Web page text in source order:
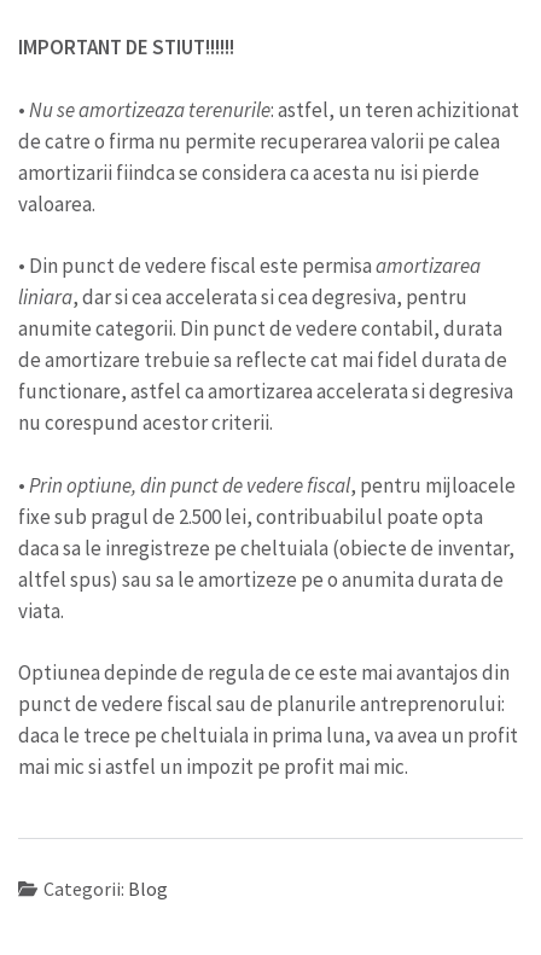
IMPORTANT DE STIUT!!!!!!
•Nu se amortizeaza terenurile: astfel, un teren achizitionat
de catre o firma nu permite recuperarea valorii pe calea
amortizarii fiindca se considera ca acesta nu isi pierde
valoarea.
• Din punct de vedere fiscal este permisaamortizarea
liniara, dar si cea accelerata si cea degresiva, pentru
anumite categorii. Din punct de vedere contabil, durata
de amortizare trebuie sa reflecte cat mai fidel durata de
functionare, astfel ca amortizarea accelerata si degresiva
nu corespund acestor criterii.
•Prin optiune, din punct de vedere fiscal, pentru mijloacele
fixe sub pragul de 2.500 lei, contribuabilul poate opta
daca sa le inregistreze pe cheltuiala (obiecte de inventar,
altfel spus) sau sa le amortizeze pe o anumita durata de
viata.
Optiunea depinde de regula de ce este mai avantajos din
punct de vedere fiscal sau de planurile antreprenorului:
daca le trece pe cheltuiala in prima luna, va avea un profit
mai mic si astfel un impozit pe profit mai mic.
Categorii: Blog